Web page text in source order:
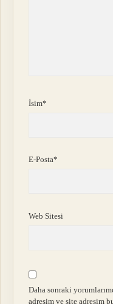
İsim*
E-Posta*
Web Sitesi
Daha sonraki
adresim ve site adresim